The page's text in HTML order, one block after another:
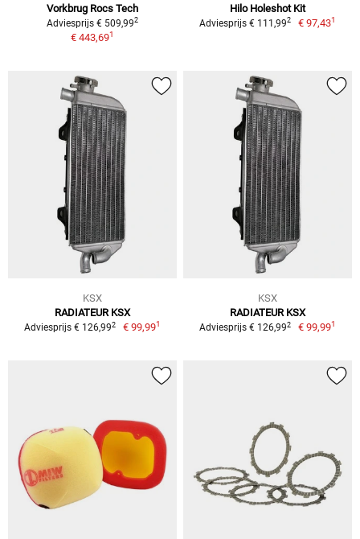
Vorkbrug Rocs Tech
Adviesprijs € 509,992
€ 443,691
Hilo Holeshot Kit
Adviesprijs € 111,992 € 97,431
KSX
RADIATEUR KSX
Adviesprijs € 126,992 € 99,991
KSX
RADIATEUR KSX
Adviesprijs € 126,992 € 99,991